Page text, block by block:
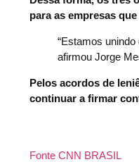
para as empresas
“Estamos
afirmou Jorge
Pelos acordos de
continuar a firmar
Fonte CNN BRASIL